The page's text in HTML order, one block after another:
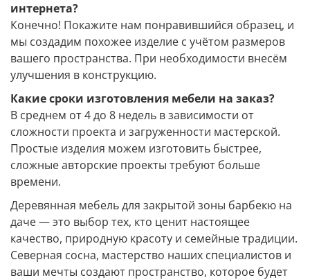
интернета?
Конечно! Покажите нам понравившийся образец, и
мы создадим похожее изделие с учётом размеров
вашего пространства. При необходимости внесём
улучшения в конструкцию.
Какие сроки изготовления мебели на заказ?
В среднем от 4 до 8 недель в зависимости от
сложности проекта и загруженности мастерской.
Простые изделия можем изготовить быстрее,
сложные авторские проекты требуют больше
времени.
Деревянная мебель для закрытой зоны барбекю на
даче — это выбор тех, кто ценит настоящее
качество, природную красоту и семейные традиции.
Северная сосна, мастерство наших специалистов и
ваши мечты создают пространство, которое будет